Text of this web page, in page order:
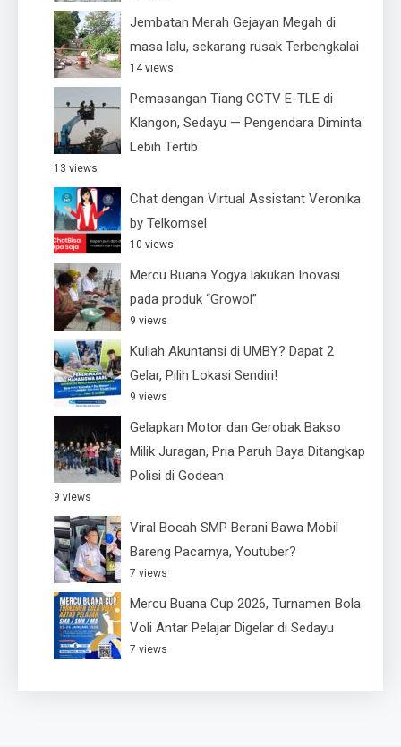
Jembatan Merah Gejayan Megah di
masa lalu, sekarang rusak Terbengkalai
14 views
Pemasangan Tiang CCTV E-TLE di
Klangon, Sedayu — Pengendara Diminta
Lebih Tertib
13 views
Chat dengan Virtual Assistant Veronika
by Telkomsel
10 views
Mercu Buana Yogya lakukan Inovasi
pada produk “Growol”
9 views
Kuliah Akuntansi di UMBY? Dapat 2
Gelar, Pilih Lokasi Sendiri!
9 views
Gelapkan Motor dan Gerobak Bakso
Milik Juragan, Pria Paruh Baya Ditangkap
Polisi di Godean
9 views
Viral Bocah SMP Berani Bawa Mobil
Bareng Pacarnya, Youtuber?
7 views
Mercu Buana Cup 2026, Turnamen Bola
Voli Antar Pelajar Digelar di Sedayu
7 views